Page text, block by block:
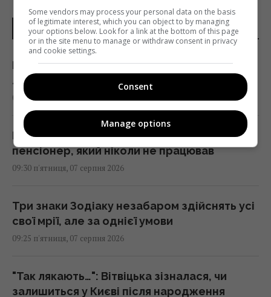
НОВИНИ УКРАЇНИ І СВІТУ
Вікно часу: вчені зробили прорив у
лікування найагресивнішого раку мозку
09:30 п'ятниця, 07 серпня 2026
Пенсія без стажу: скільки отримає
пенсіонер, який ніколи не працював
09:30 п'ятниця, 07 серпня 2026
Три знаки Зодіаку незабаром здійснять усі
свої мрії, але за однієї умови
09:25 п'ятниця, 07 серпня 2026
"Так лякають…": Вітвіцька зізналася, чи
залишиться у Києві після народження
Some vendors may process your personal data on the basis
of legitimate interest, which you can object to by managing
your options below. Look for a link at the bottom of this page
or in the site menu to manage or withdraw consent in privacy
and cookie settings.
Consent
Manage options